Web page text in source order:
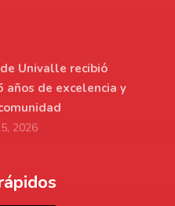
Univalle recibió
años de excelencia y
2026